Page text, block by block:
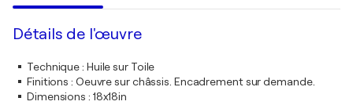
Détails de l'œuvre
Technique: Huile sur Toile
Finitions : Oeuvre sur châssis. Encadrement sur demande.
Dimensions : 18x18in